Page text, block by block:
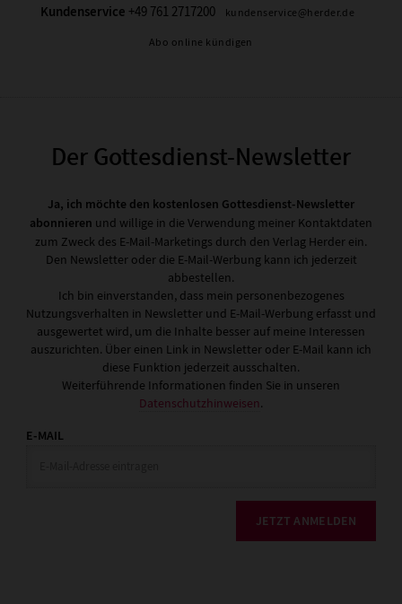
Kundenservice +49 761 2717200 kundenservice@herder.de
Abo online kündigen
Der Gottesdienst-Newsletter
Ja, ich möchte den kostenlosen Gottesdienst-Newsletter
abonnieren und willige in die Verwendung meiner Kontaktdaten
zum Zweck des E-Mail-Marketings durch den Verlag Herder ein.
Den Newsletter oder die E-Mail-Werbung kann ich jederzeit
abbestellen.
Ich bin einverstanden, dass mein personenbezogenes
Nutzungsverhalten in Newsletter und E-Mail-Werbung erfasst und
ausgewertet wird, um die Inhalte besser auf meine Interessen
auszurichten. Über einen Link in Newsletter oder E-Mail kann ich
diese Funktion jederzeit ausschalten.
Weiterführende Informationen finden Sie in unseren
Datenschutzhinweisen.
E-MAIL
JETZT ANMELDEN